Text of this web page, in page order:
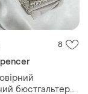
8
бюстгальтер